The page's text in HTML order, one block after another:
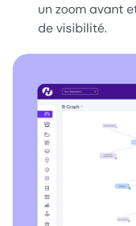
un zoom avant
de visibilité.
Image